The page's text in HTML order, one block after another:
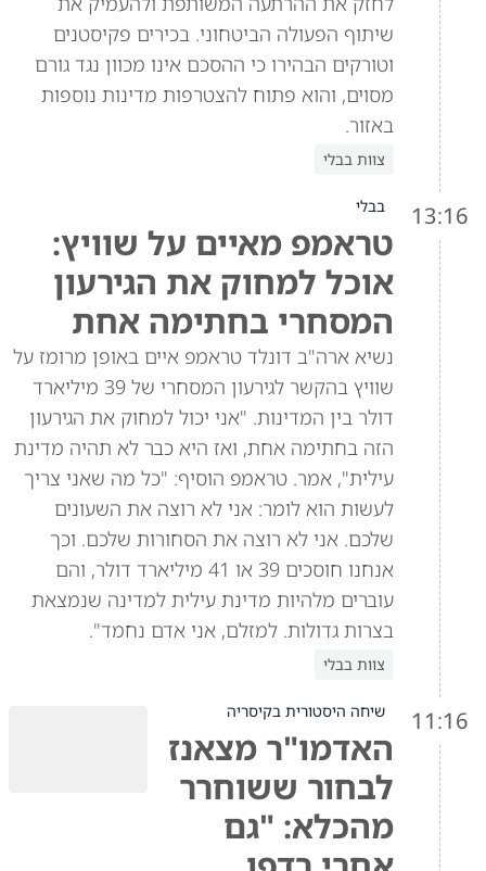
שיתוף הפעולה הביטחוני. בכירים פקיסטנים
וטורקים הבהירו כי ההסכם אינו מכוון נגד גורם
מסוים, והוא פתוח להצטרפות מדינות נוספות
באזור.
צוות בבלי
13:16 בבלי
טראמפ מאיים על שוויץ:
אוכל למחוק את הגירעון
המסחרי בחתימה אחת
נשיא ארה"ב דונלד טראמפ איים באופן מרומז על
שוויץ בהקשר לגירעון המסחרי של 39 מיליארד
דולר בין המדינות. "אני יכול למחוק את הגירעון
הזה בחתימה אחת, ואז היא כבר לא תהיה מדינת
עילית", אמר. טראמפ הוסיף: "כל מה שאני צריך
לעשות הוא לומר: אני לא רוצה את השעונים
שלכם. אני לא רוצה את הסחורות שלכם. וכך
אנחנו חוסכים 39 או 41 מיליארד דולר, והם
עוברים מלהיות מדינת עילית למדינה שנמצאת
בצרות גדולות. למזלם, אני אדם נחמד".
צוות בבלי
11:16 שיחה היסטורית בקיסריה
האדמו"ר מצאנז
לבחור ששוחרר
מהכלא: "גם